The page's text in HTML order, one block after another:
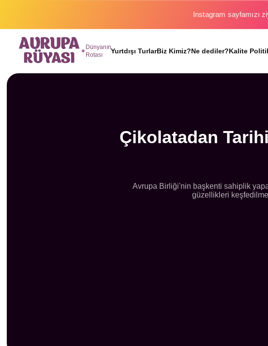
2026 turlarımız
Dünyanın
Rotası
Yurtdışı TurlarBiz Kimiz?Ne dediler?Kalite
Çikolatadan
Avrupa Birliği'nin başkenti sahiplik
güzellikleri